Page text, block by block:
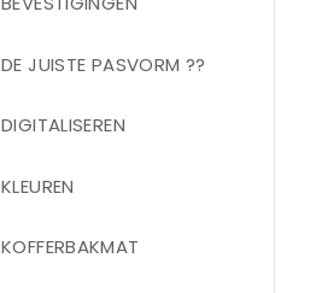
DE JUISTE PASVORM ??
DIGITALISEREN
KLEUREN
KOFFERBAKMAT